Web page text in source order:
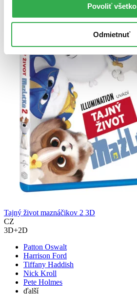
Povoliť všetko
Odmietnuť
Tajný život maznáčikov 2 3D
CZ
3D+2D
Patton Oswalt
Harrison Ford
Tiffany Haddish
Nick Kroll
Pete Holmes
ďalší